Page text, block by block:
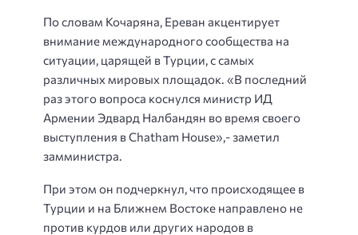
По словам Кочаряна, Ереван акцентирует
внимание международного сообщества на
ситуации, царящей в Турции, с самых
различных мировых площадок. «В последний
раз этого вопроса коснулся министр ИД
Армении Эдвард Налбандян во время своего
выступления в Chatham House»,- заметил
замминистра.
При этом он подчеркнул, что происходящее в
Турции и на Ближнем Востоке направлено не
против курдов или других народов в